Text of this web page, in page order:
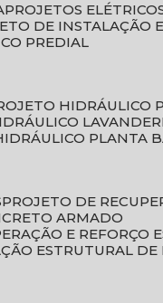
PROJETOS
DE INSTALAÇÃO
PREDIAL
HIDRÁULICO
PLANTA
PROJETO DE
ARMADO
E REFORÇO
ESTRUTURAL DE